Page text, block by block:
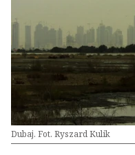
Dubaj. Fot. Ryszard Kulik